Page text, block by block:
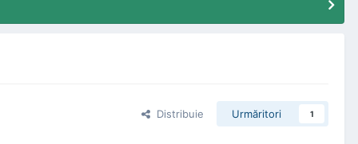
Distribuie Urmăritori 1